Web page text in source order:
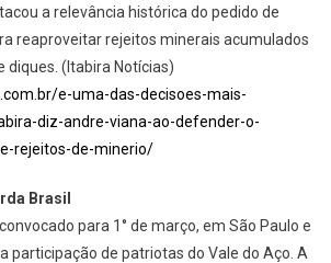
a relevância histórica do pedido de
reaproveitar rejeitos minerais acumulados
diques. (Itabira Notícias)
e-uma-das-decisoes-mais-
diz-andre-viana-ao-defender-o-
rejeitos-de-minerio/
Brasil
para 1° de março, em São Paulo e
participação de patriotas do Vale do Aço. A